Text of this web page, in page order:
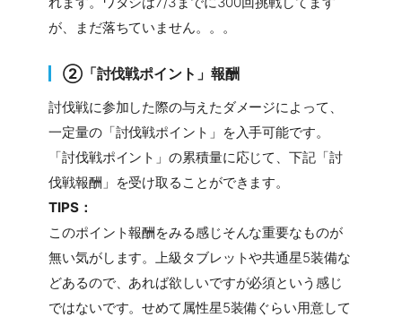
が、まだ落ちていません。。。
②「討伐戦ポイント」報酬
討伐戦に参加した際の与えたダメージによって、
一定量の「討伐戦ポイント」を入手可能です。
「討伐戦ポイント」の累積量に応じて、下記「討
伐戦報酬」を受け取ることができます。
TIPS：
このポイント報酬をみる感じそんな重要なものが
無い気がします。上級タブレットや共通星5装備な
どあるので、あれば欲しいですが必須という感じ
ではないです。せめて属性星5装備ぐらい用意して